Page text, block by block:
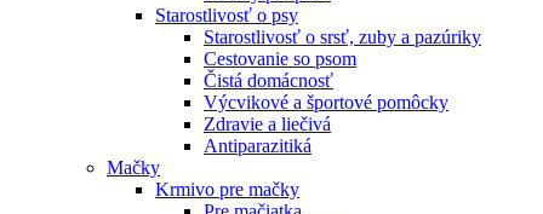
Starostlivosť o psy
Starostlivosť o srsť, zuby a pazúriky
Cestovanie so psom
Čistá domácnosť
Výcvikové a športové pomôcky
Zdravie a liečivá
Antiparazitiká
Mačky
Krmivo pre mačky